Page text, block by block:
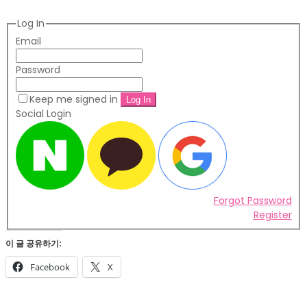
Log In
Email
Password
Keep me signed in
Social Login
Forgot Password
Register
이 글 공유하기:
Facebook X